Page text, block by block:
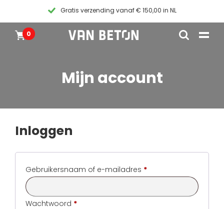
Gratis verzending vanaf € 150,00 in NL
0
Technische DatasheetMijn account
Blogs
Producten
Alle producten
Pakketten
Klantenservice
Algemene voorwaarden
Inspiratie
Inloggen
Gebruikersnaam of e-mailadres *Vereist
Wachtwoord *Vereist